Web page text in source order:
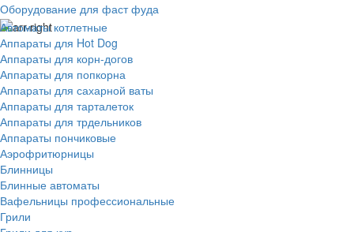
Оборудование для фаст фуда
Автоматы котлетные
Аппараты для Hot Dog
Аппараты для корн-догов
Аппараты для попкорна
Аппараты для сахарной ваты
Аппараты для тарталеток
Аппараты для трдельников
Аппараты пончиковые
Аэрофритюрницы
Блинницы
Блинные автоматы
Вафельницы профессиональные
Грили